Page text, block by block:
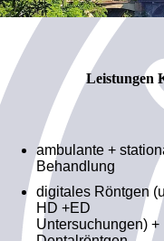
Leistungen
ambulante +
Behandlung
digitales Röntgen
HD +ED
Untersuchungen) +